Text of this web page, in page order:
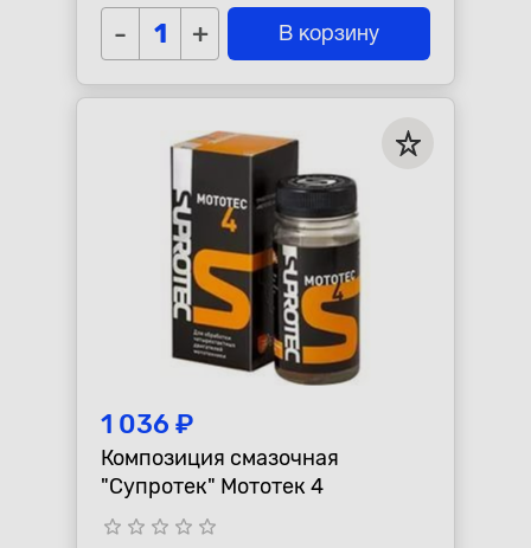
- + В корзину
1 036 ₽
Композиция смазочная
"Супротек" Мототек 4
star_border star_border star_border star_border star_border